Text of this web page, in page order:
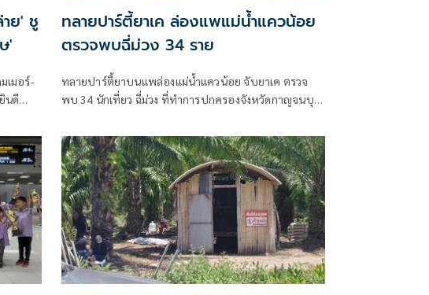
ย' ชู
'
เมอร์-
นดี
ทลายปาร์ตี้ยาเค ล่องแพแม่น้ำแควน้อย
ตรวจพบฉี่ม่วง 34 ราย
ทลายปาร์ตี้ยาบนแพล่องแม่น้ำแควน้อย จับยาเค ตรวจ
พบ 34 นักเที่ยว ฉี่ม่วง ที่ทำการปกครองจังหวัดกาญจนบุรี
สันติราษฎร์ พิฆาตยาเสพติด